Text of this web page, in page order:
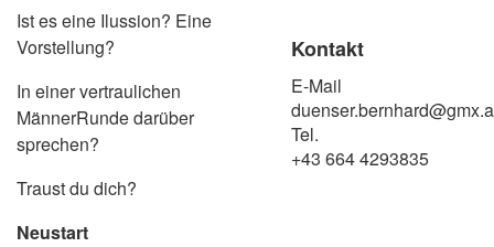
Ist es eine Ilussion? Eine
Vorstellung?​
In einer vertraulichen
MännerRunde darüber
sprechen?
Traust du dich?
​Neustart
Kontakt
E-Mail
Tel.
+43 664 4293835